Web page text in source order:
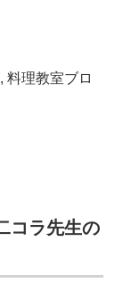
,料理教室ブロ
コラ先生の